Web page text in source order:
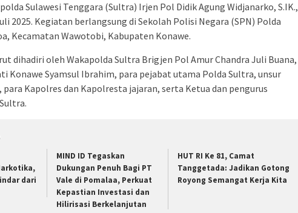
Sulawesi Tenggara (Sultra) Irjen Pol Didik Agung Widjanarko, S.IK.,
2025. Kegiatan berlangsung di Sekolah Polisi Negara (SPN) Polda
Kecamatan Wawotobi, Kabupaten Konawe.
dihadiri oleh Wakapolda Sultra Brigjen Pol Amur Chandra Juli Buana,
Konawe Syamsul Ibrahim, para pejabat utama Polda Sultra, unsur
para Kapolres dan Kapolresta jajaran, serta Ketua dan pengurus
dari
MIND ID Tegaskan
Dukungan Penuh Bagi PT
Vale di Pomalaa, Perkuat
Kepastian Investasi dan
Hilirisasi Berkelanjutan
HUT RI Ke 81, Camat
Tanggetada: Jadikan Gotong
Royong Semangat Kerja Kita